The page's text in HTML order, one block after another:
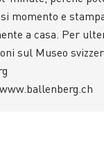
momento e
a casa. Per
sul Museo
www.ballenberg.ch